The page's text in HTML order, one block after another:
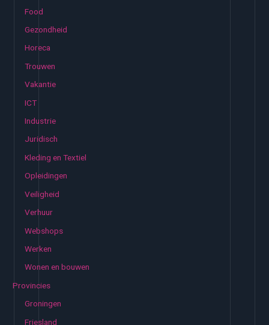
Food
Gezondheid
Horeca
Trouwen
Vakantie
ICT
Industrie
Juridisch
Kleding en Textiel
Opleidingen
Veiligheid
Verhuur
Webshops
Werken
Wonen en bouwen
Provincies
Groningen
Friesland